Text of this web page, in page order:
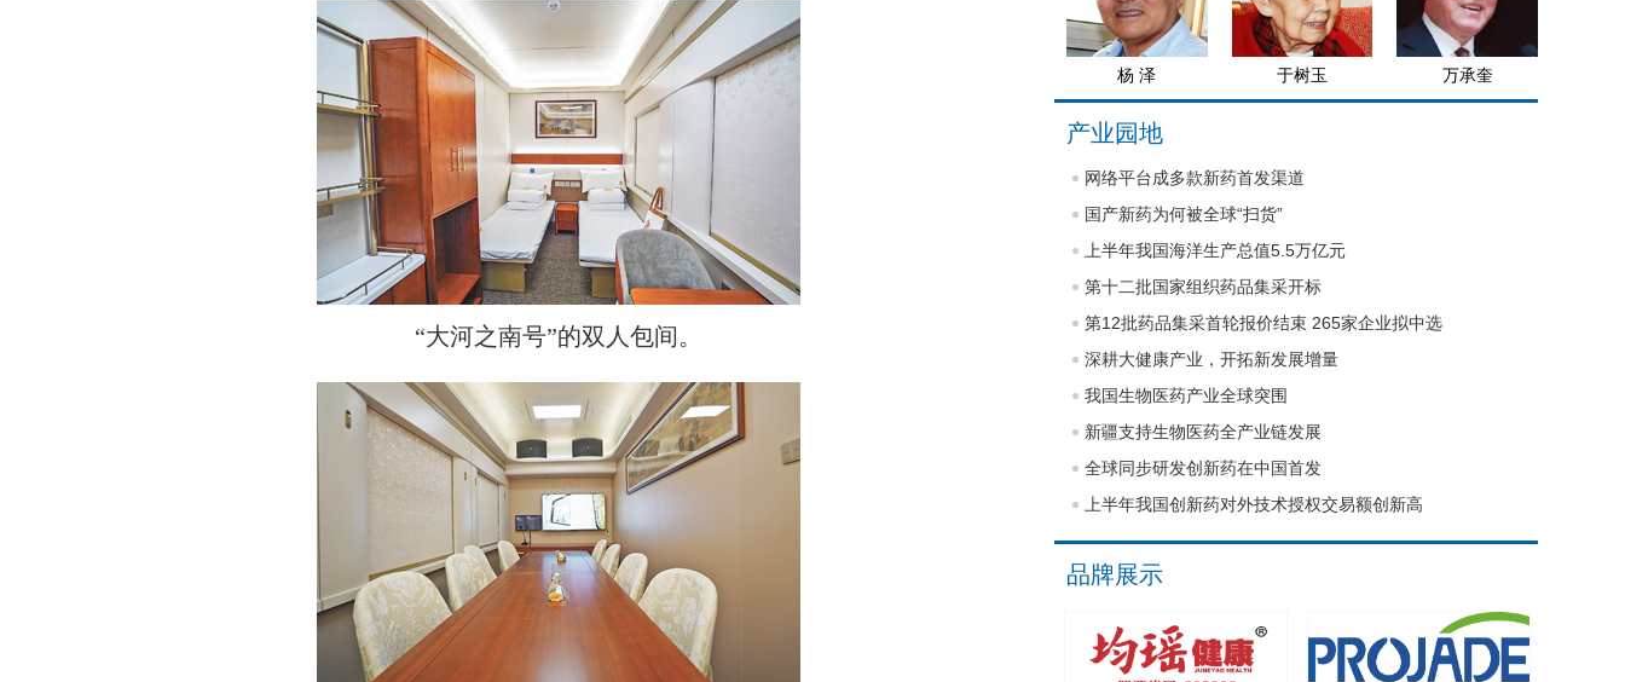
“大河之南号”的双人包间。
杨 泽 于树玉 万承奎
产业园地
网络平台成多款新药首发渠道
国产新药为何被全球“扫货”
上半年我国海洋生产总值5.5万亿元
第十二批国家组织药品集采开标
第12批药品集采首轮报价结束 265家企业拟中选
深耕大健康产业，开拓新发展增量
我国生物医药产业全球突围
新疆支持生物医药全产业链发展
全球同步研发创新药在中国首发
上半年我国创新药对外技术授权交易额创新高
品牌展示